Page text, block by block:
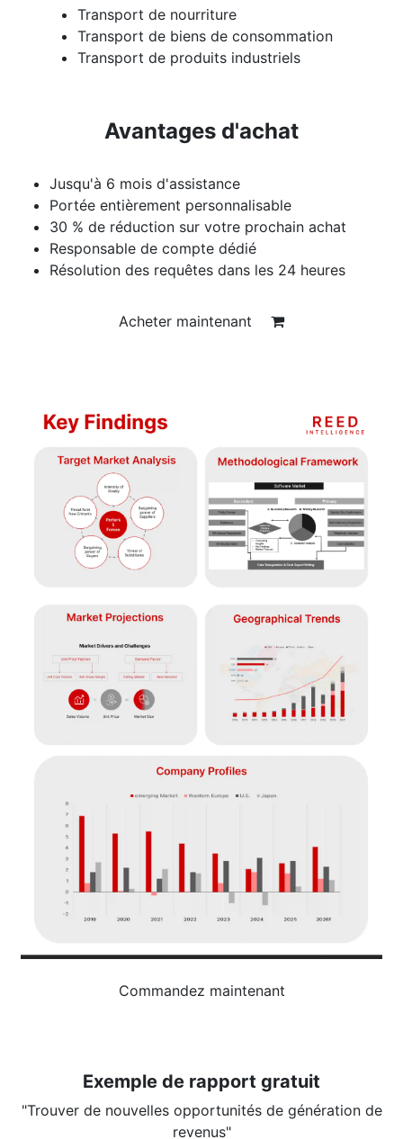
Transport de nourriture
Transport de biens de consommation
Transport de produits industriels
Avantages d'achat
Jusqu'à 6 mois d'assistance
Portée entièrement personnalisable
30 % de réduction sur votre prochain achat
Responsable de compte dédié
Résolution des requêtes dans les 24 heures
Acheter maintenant
Commandez maintenant
Exemple de rapport gratuit
"Trouver de nouvelles opportunités de génération de
revenus"